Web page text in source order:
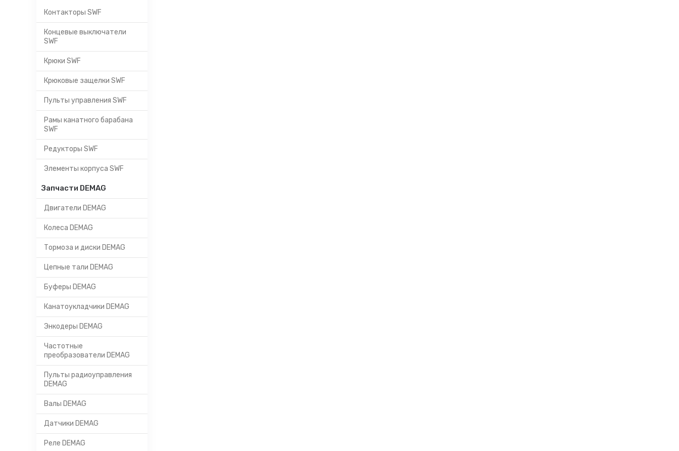
Контакторы SWF
Концевые выключатели
SWF
Крюки SWF
Крюковые защелки SWF
Пульты управления SWF
Рамы канатного барабана
SWF
Редукторы SWF
Элементы корпуса SWF
Запчасти DEMAG
Двигатели DEMAG
Колеса DEMAG
Тормоза и диски DEMAG
Цепные тали DEMAG
Буферы DEMAG
Канатоукладчики DEMAG
Энкодеры DEMAG
Частотные
преобразователи DEMAG
Пульты радиоуправления
DEMAG
Валы DEMAG
Датчики DEMAG
Реле DEMAG